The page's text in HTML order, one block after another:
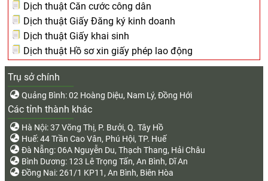
Dịch thuật Căn cước công dân
Dịch thuật Giấy Đăng ký kinh doanh
Dịch thuật Giấy khai sinh
Dịch thuật Hồ sơ xin giấy phép lao động
Trụ sở chính
Quảng Bình: 02 Hoàng Diệu, Nam Lý, Đồng Hới
Các tỉnh thành khác
Hà Nội: 37 Võng Thị, P. Bưởi, Q. Tây Hồ
Huế: 44 Trần Cao Vân, Phú Hội, TP. Huế
Đà Nẵng: 06A Nguyễn Du, Thạch Thang, Hải Châu
Bình Dương: 123 Lê Trọng Tấn, An Bình, Dĩ An
Đồng Nai: 261/1 KP11, An Bình, Biên Hòa